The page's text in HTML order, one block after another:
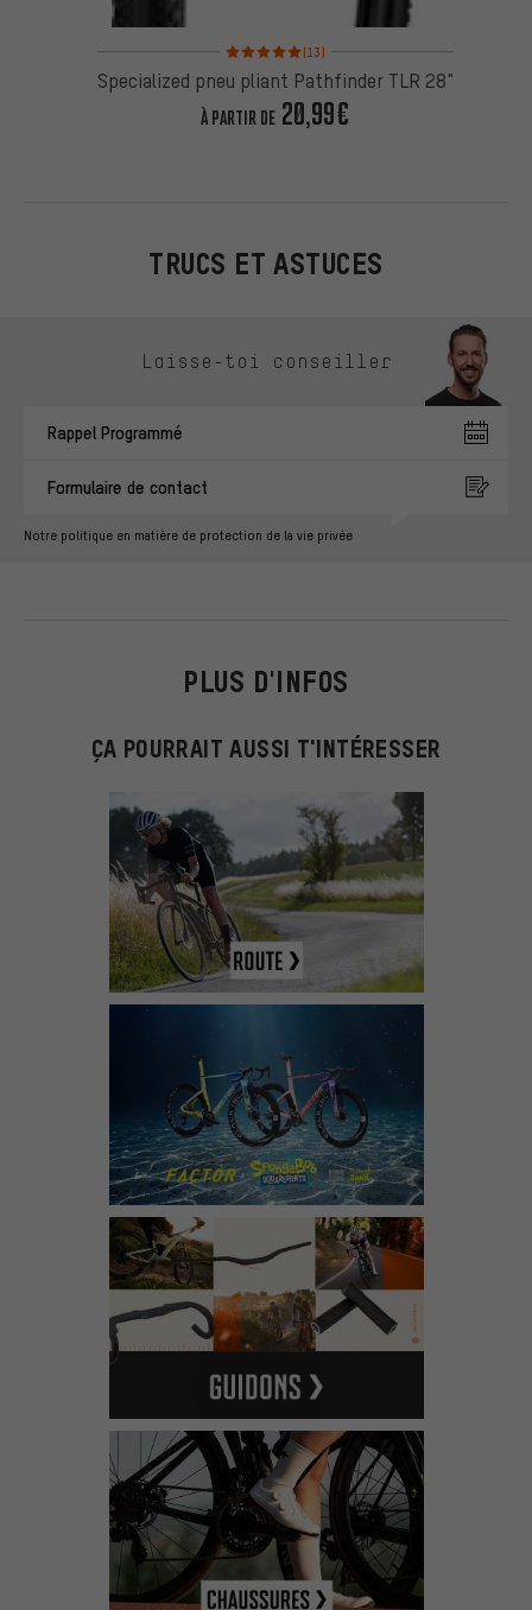
Note moyenne : 5 sur 5 d'après 13 avis
(13)
Specialized pneu pliant Pathfinder TLR 28"
À PARTIR DE20,99€
TRUCS ET ASTUCES
Laisse-toi conseiller
Rappel Programmé
Formulaire de contact
Notre politique en matière de protection de la vie privée
PLUS D'INFOS
ÇA POURRAIT AUSSI T'INTÉRESSER